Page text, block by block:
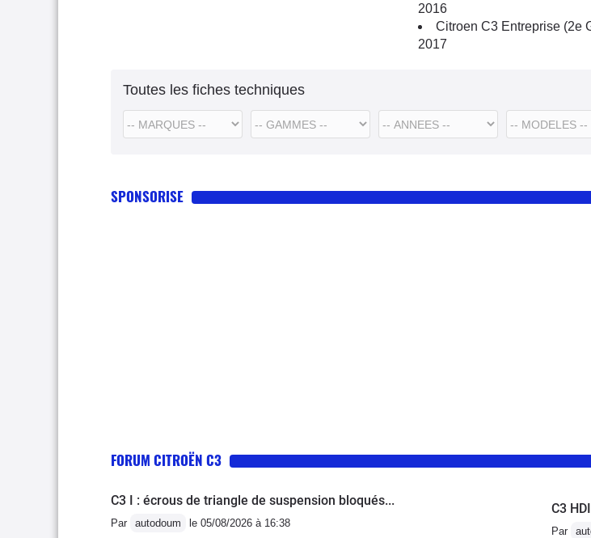
2016
Citroen C3 Entreprise (2e
2017
Toutes les fiches techniques
SPONSORISE
FORUM CITROËN C3
C3 I : écrous de triangle de suspension bloqués...
Par autodoum le 05/08/2026 à 16:38
C3
Par